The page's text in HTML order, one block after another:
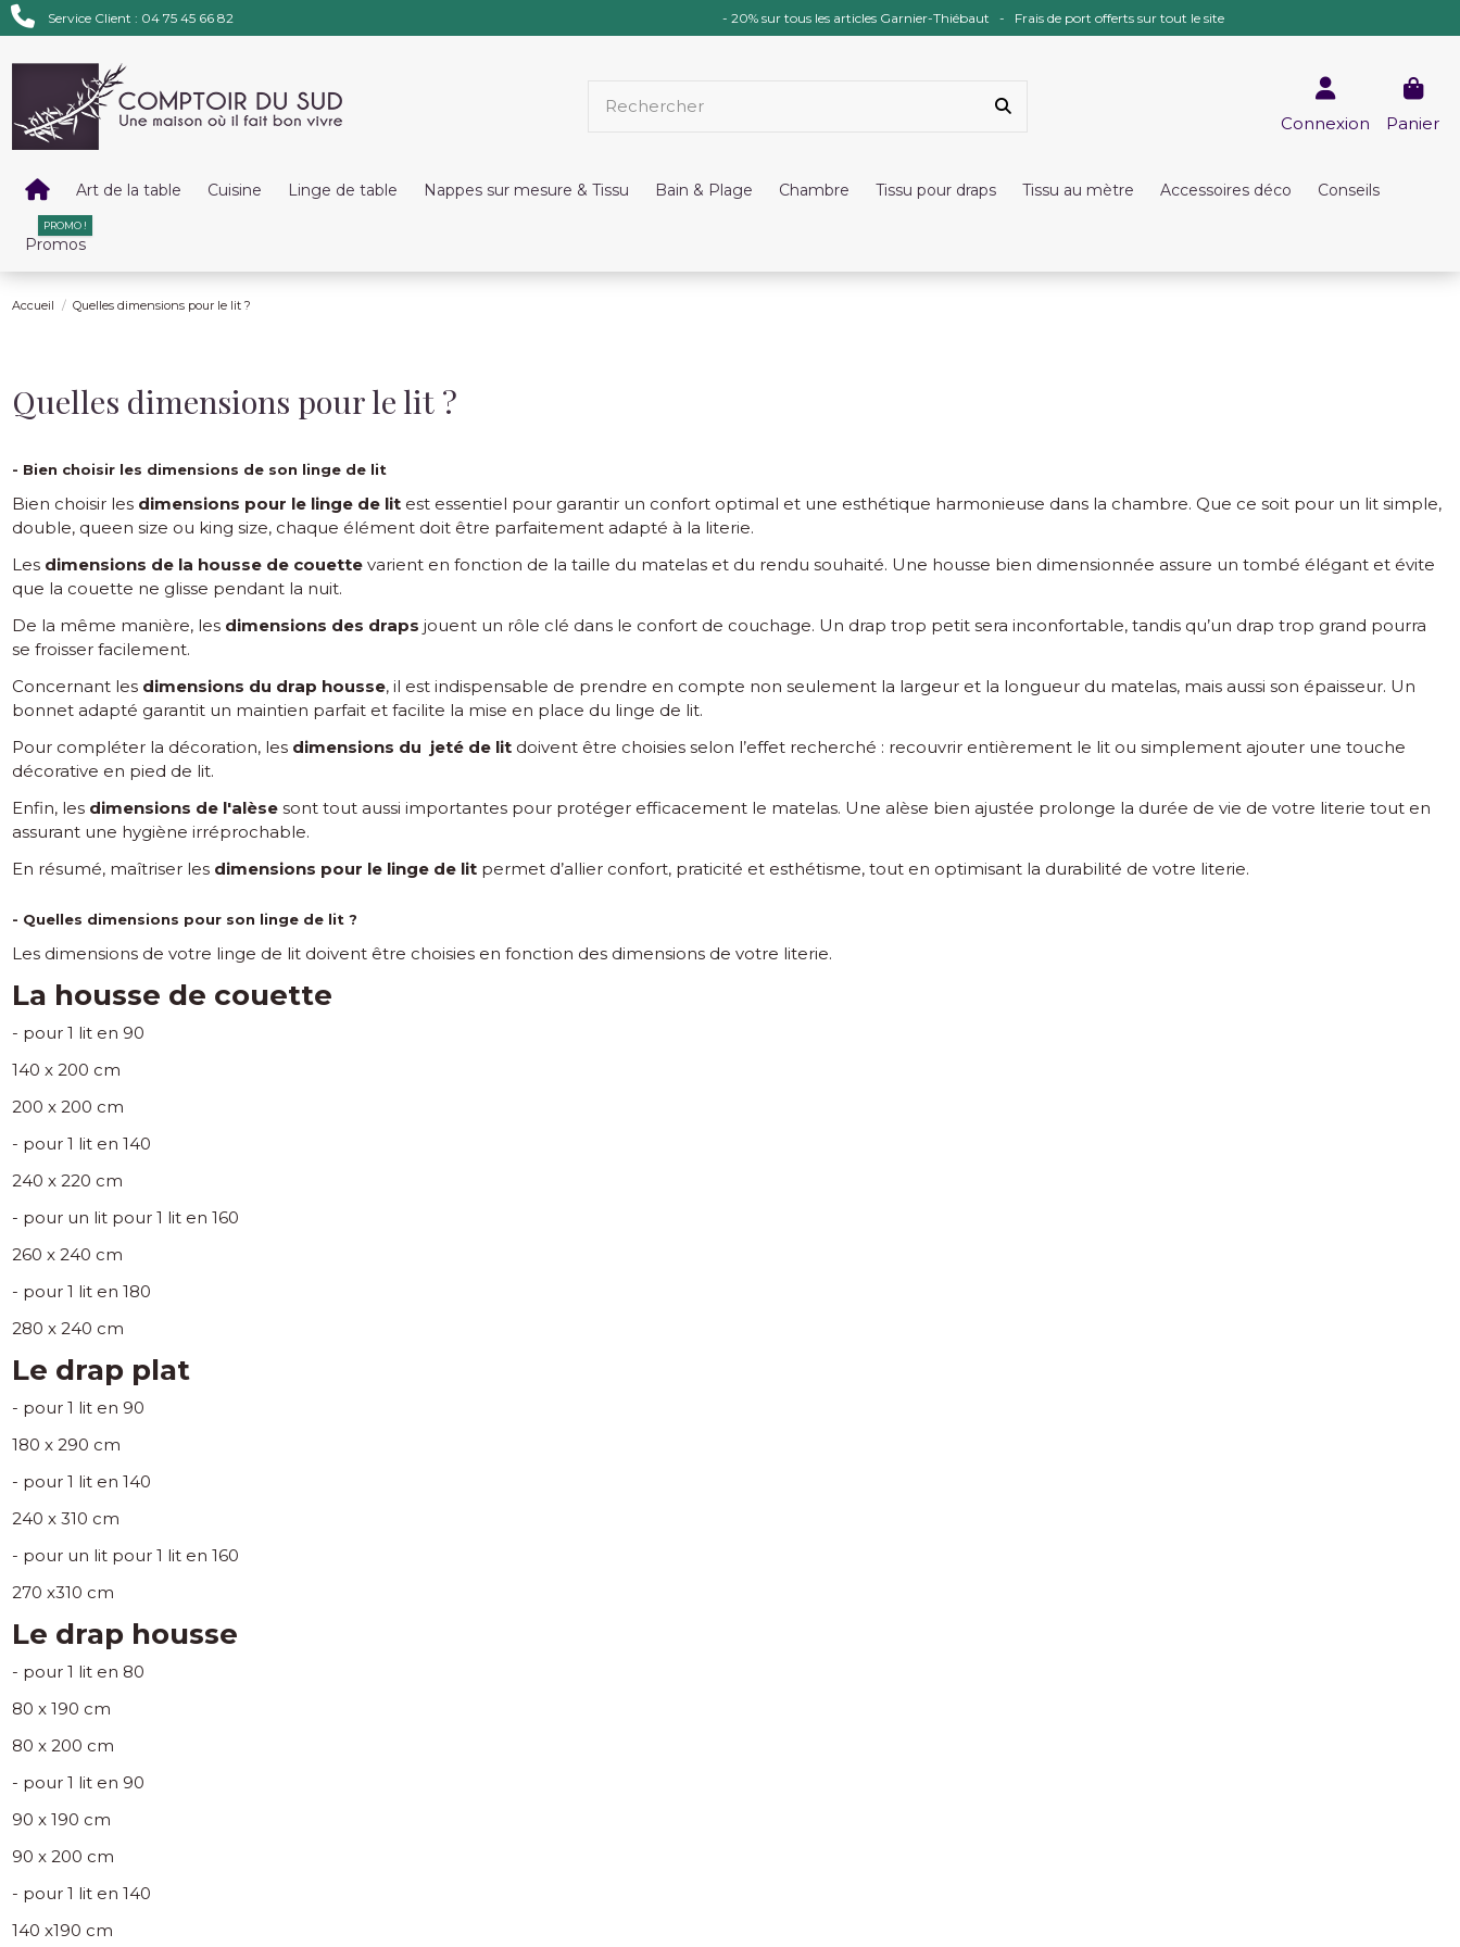
Service Client : 04 75 45 66 82 - 20% sur tous les articles Garnier-Thiébaut - Frais de port offerts sur tout le site
Connexion Panier
Art de la table Cuisine Linge de table Nappes sur mesure & Tissu Bain & Plage Chambre Tissu pour draps Tissu au mètre Accessoires déco Conseils
Promos
PROMO !
Accueil Quelles dimensions pour le lit ?
Quelles dimensions pour le lit ?
- Bien choisir les dimensions de son linge de lit
Bien choisir les dimensions pour le linge de lit est essentiel pour garantir un confort optimal et une esthétique harmonieuse dans la chambre. Que ce soit pour un lit simple,
double, queen size ou king size, chaque élément doit être parfaitement adapté à la literie.
Les dimensions de la housse de couette varient en fonction de la taille du matelas et du rendu souhaité. Une housse bien dimensionnée assure un tombé élégant et évite
que la couette ne glisse pendant la nuit.
De la même manière, les dimensions des draps jouent un rôle clé dans le confort de couchage. Un drap trop petit sera inconfortable, tandis qu’un drap trop grand pourra
se froisser facilement.
Concernant les dimensions du drap housse, il est indispensable de prendre en compte non seulement la largeur et la longueur du matelas, mais aussi son épaisseur. Un
bonnet adapté garantit un maintien parfait et facilite la mise en place du linge de lit.
Pour compléter la décoration, les dimensions du jeté de lit doivent être choisies selon l’effet recherché : recouvrir entièrement le lit ou simplement ajouter une touche
décorative en pied de lit.
Enfin, les dimensions de l'alèse sont tout aussi importantes pour protéger efficacement le matelas. Une alèse bien ajustée prolonge la durée de vie de votre literie tout en
assurant une hygiène irréprochable.
En résumé, maîtriser les dimensions pour le linge de lit permet d’allier confort, praticité et esthétisme, tout en optimisant la durabilité de votre literie.
- Quelles dimensions pour son linge de lit ?
Les dimensions de votre linge de lit doivent être choisies en fonction des dimensions de votre literie.
La housse de couette
- pour 1 lit en 90
140 x 200 cm
200 x 200 cm
- pour 1 lit en 140
240 x 220 cm
- pour un lit pour 1 lit en 160
260 x 240 cm
- pour 1 lit en 180
280 x 240 cm
Le drap plat
- pour 1 lit en 90
180 x 290 cm
- pour 1 lit en 140
240 x 310 cm
- pour un lit pour 1 lit en 160
270 x310 cm
Le drap housse
- pour 1 lit en 80
80 x 190 cm
80 x 200 cm
- pour 1 lit en 90
90 x 190 cm
90 x 200 cm
- pour 1 lit en 140
140 x190 cm